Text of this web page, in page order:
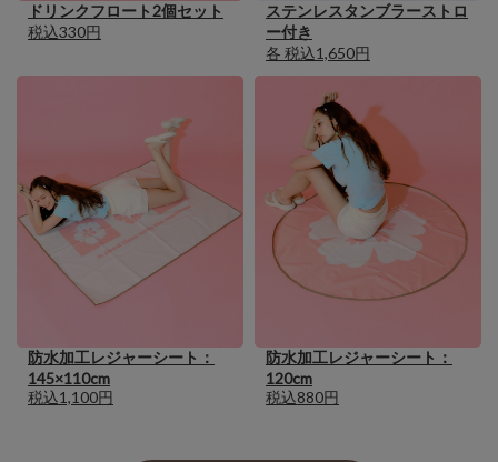
ドリンクフロート2個セット
税込330円
ステンレスタンブラーストロ
ー付き
各 税込1,650円
防水加工レジャーシート：
145×110cm
税込1,100円
防水加工レジャーシート：
120cm
税込880円